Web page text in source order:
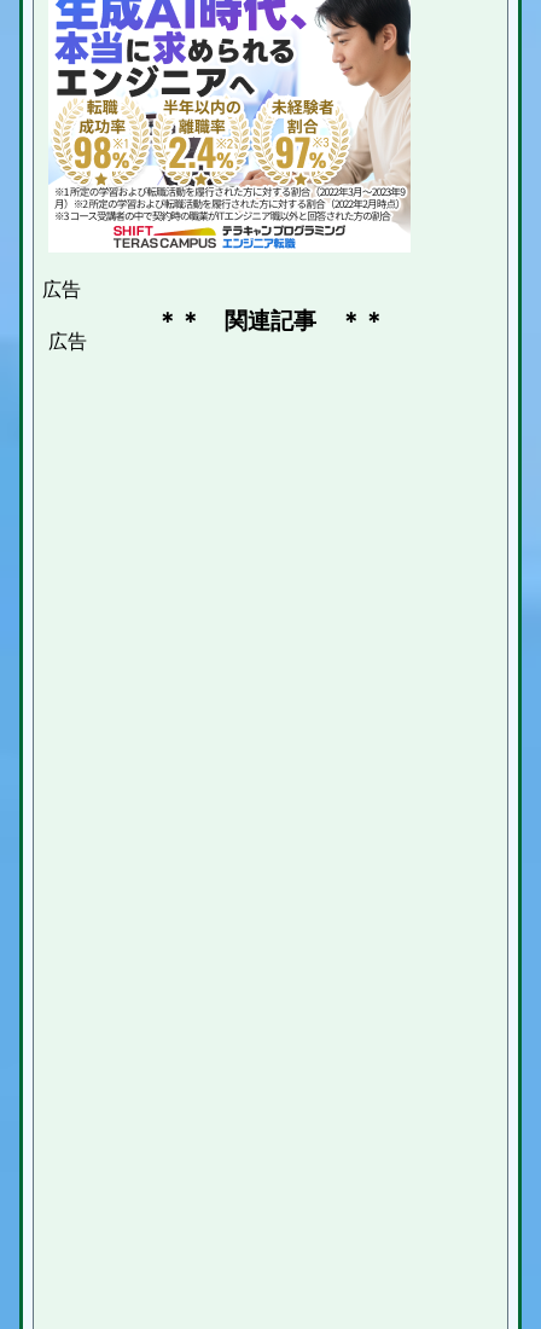
＊＊ 関連記事 ＊＊